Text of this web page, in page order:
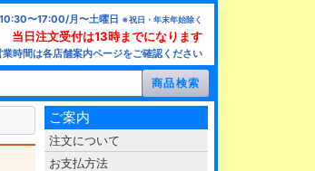
〜17:00/月〜土曜日 ※祝日・年末年始除く
当日注文受付は13時までになります
業時間は各店舗案内ページをご確認ください
ご案内
注文について
お支払方法